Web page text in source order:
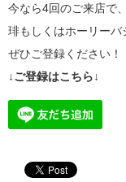
今なら4回のご来店で
琲もしくはホーリーバ
ぜひご登録ください！
↓ご登録はこちら↓